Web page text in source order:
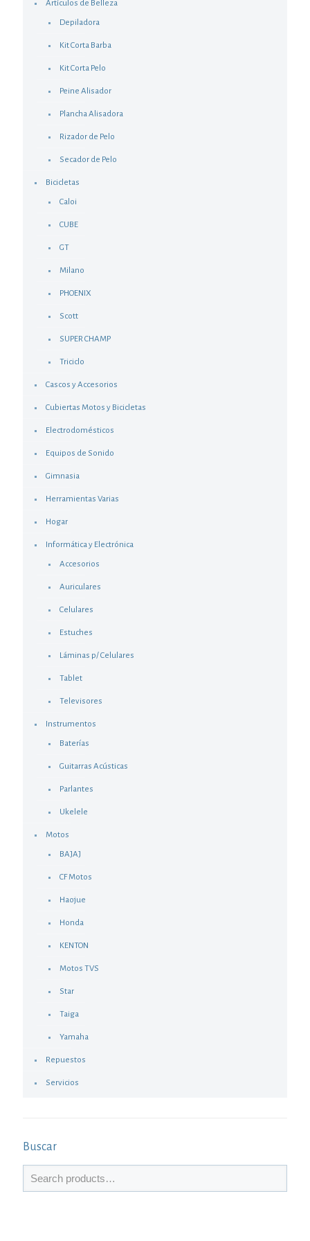
Artículos de Belleza
Depiladora
Kit Corta Barba
Kit Corta Pelo
Peine Alisador
Plancha Alisadora
Rizador de Pelo
Secador de Pelo
Bicicletas
Caloi
CUBE
GT
Milano
PHOENIX
Scott
SUPER CHAMP
Triciclo
Cascos y Accesorios
Cubiertas Motos y Bicicletas
Electrodomésticos
Equipos de Sonido
Gimnasia
Herramientas Varias
Hogar
Informática y Electrónica
Accesorios
Auriculares
Celulares
Estuches
Láminas p/ Celulares
Tablet
Televisores
Instrumentos
Baterías
Guitarras Acústicas
Parlantes
Ukelele
Motos
BAJAJ
CF Motos
Haojue
Honda
KENTON
Motos TVS
Star
Taiga
Yamaha
Repuestos
Servicios
Buscar